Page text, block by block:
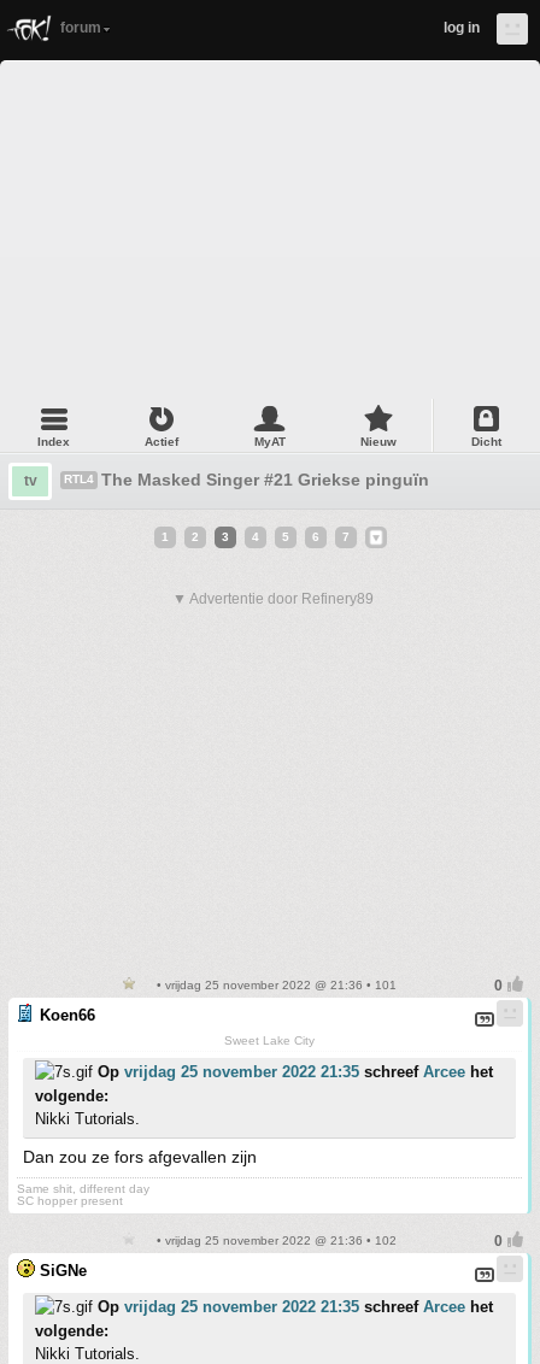
forum log in
Index Actief MyAT Nieuw Dicht
tv RTL4 The Masked Singer #21 Griekse pinguïn
1 2 3 4 5 6 7
▼ Advertentie door Refinery89
• vrijdag 25 november 2022 @ 21:36 • 101
Koen66
Sweet Lake City
Op vrijdag 25 november 2022 21:35 schreef Arcee het
volgende:
Nikki Tutorials.
Dan zou ze fors afgevallen zijn
Same shit, different day
SC hopper present
• vrijdag 25 november 2022 @ 21:36 • 102
SiGNe
Op vrijdag 25 november 2022 21:35 schreef Arcee het
volgende:
Nikki Tutorials.